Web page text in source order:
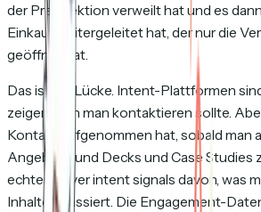
der Preissektion verweilt hat und es
Einkauf weitergeleitet hat, der nur die
geöffnet hat.
Das ist die Lücke. Intent-Plattformen
zeigen, wen man kontaktieren sollte.
Kontakt aufgenommen hat, sobald man
Angebote und Decks und Case Studies
echten buyer intent signals davon, was
Inhalten passiert. Die Engagement-